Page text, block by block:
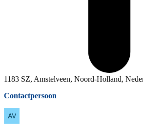
1183 SZ, Amstelveen, Noord-Holland,
Contactpersoon